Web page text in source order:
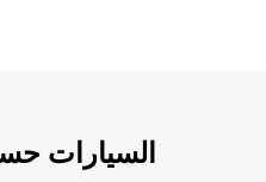
السيارات